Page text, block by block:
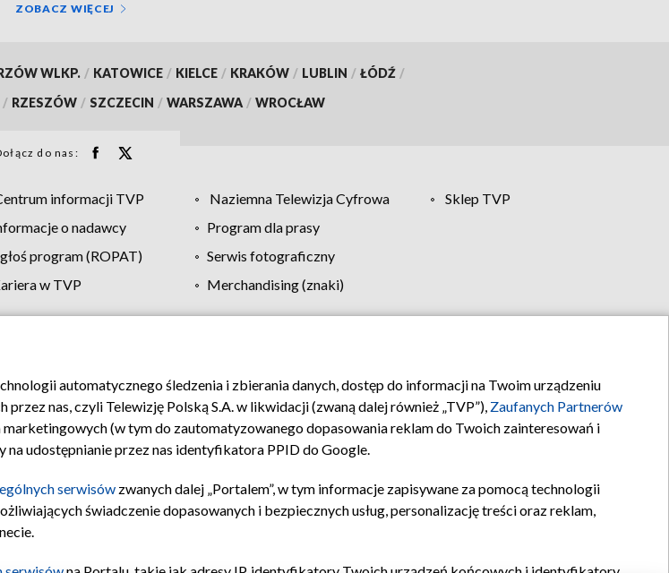
ZOBACZ WIĘCEJ
WLKP. / KATOWICE / KIELCE / KRAKÓW / LUBLIN / ŁÓDŹ /
/ RZESZÓW / SZCZECIN / WARSZAWA / WROCŁAW
do nas:
informacji TVP Naziemna Telewizja Cyfrowa
Sklep TVP
o nadawcy
Program dla prasy
program (ROPAT)
Serwis fotograficzny
w TVP
Merchandising (znaki)
Moje zgody Pomoc Biuro reklamy Kontakt
automatycznego śledzenia i zbierania danych, dostęp do informacji na Twoim urządzeniu
nas, czyli Telewizję Polską S.A. w likwidacji (zwaną dalej również „TVP”), Zaufanych Partnerów
marketingowych (w tym do zautomatyzowanego dopasowania reklam do Twoich zainteresowań i
udostępnianie przez nas identyfikatora PPID do Google.
serwisów zwanych dalej „Portalem”, w tym informacje zapisywane za pomocą technologii
świadczenie dopasowanych i bezpiecznych usług, personalizację treści oraz reklam,